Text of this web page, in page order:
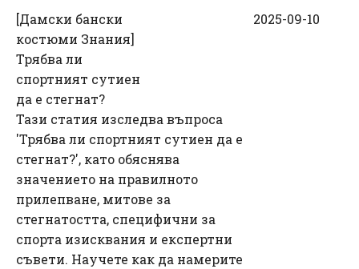
[Дамски бански
костюми Знания]
Трябва ли
спортният сутиен
да е стегнат?
Тази статия изследва въпроса
'Трябва ли спортният сутиен да е
стегнат?', като обяснява
значението на правилното
прилепване, митове за
стегнатостта, специфични за
спорта изисквания и експертни
съвети. Научете как да намерите
2025-09-10